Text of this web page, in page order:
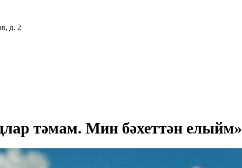
д. 2
тәмам. Мин бәхеттән елыйм»